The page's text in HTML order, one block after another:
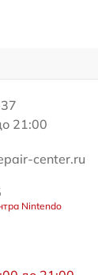
21:00
center.ru
Nintendo